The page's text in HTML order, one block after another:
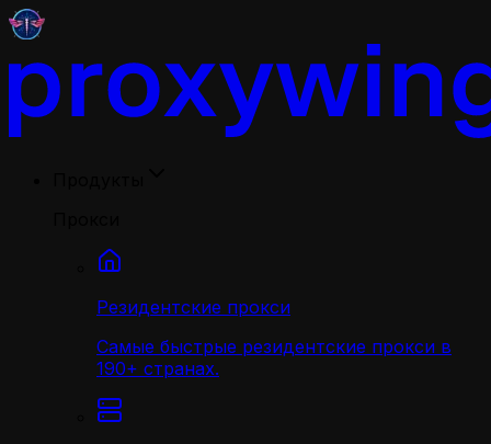
Резидентские прокси
Самые быстрые резидентские прокси в
190+ странах.